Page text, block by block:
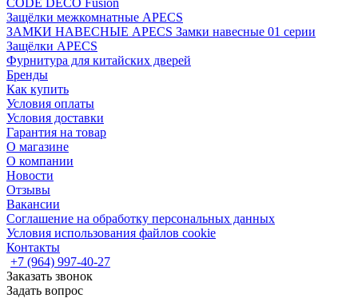
CODE DECO Fusion
Защёлки межкомнатные APECS
ЗАМКИ НАВЕСНЫЕ APECS Замки навесные 01 серии
Защёлки APECS
Фурнитура для китайских дверей
Бренды
Как купить
Условия оплаты
Условия доставки
Гарантия на товар
О магазине
О компании
Новости
Отзывы
Вакансии
Соглашение на обработку персональных данных
Условия использования файлов cookie
Контакты
+7 (964) 997-40-27
Заказать звонок
Задать вопрос